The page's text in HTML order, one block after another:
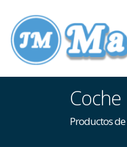
Coche
Productos